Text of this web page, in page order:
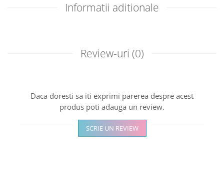
Informatii aditionale
Review-uri (0)
Daca doresti sa iti exprimi parerea despre acest
produs poti adauga un review.
SCRIE UN REVIEW